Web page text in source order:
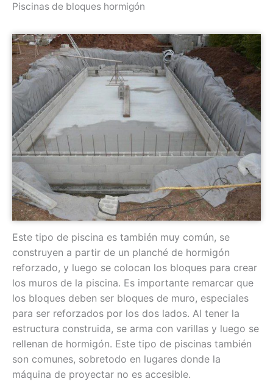
Piscinas de bloques hormigón
Este tipo de piscina es también muy común, se
construyen a partir de un planché de hormigón
reforzado, y luego se colocan los bloques para crear
los muros de la piscina. Es importante remarcar que
los bloques deben ser bloques de muro, especiales
para ser reforzados por los dos lados. Al tener la
estructura construida, se arma con varillas y luego se
rellenan de hormigón. Este tipo de piscinas también
son comunes, sobretodo en lugares donde la
máquina de proyectar no es accesible.